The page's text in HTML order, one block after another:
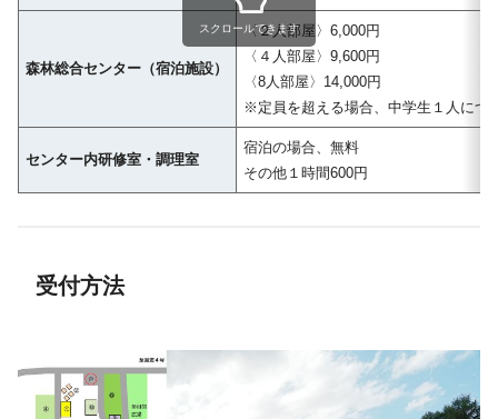
森林総合センター（宿泊施設）
〈２人部屋〉6,000円
〈４人部屋〉9,600円
〈8人部屋〉14,000円
※定員を超える場合、中学生１人につ
センター内研修室・調理室
宿泊の場合、無料
その他１時間600円
スクロールできます
受付方法